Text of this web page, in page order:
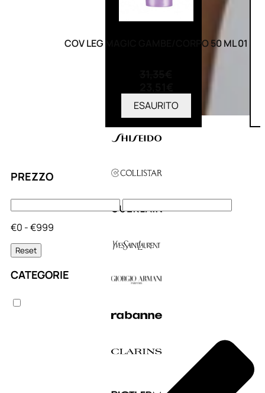
PREZZO
€0 - €999
Reset
CATEGORIE
COV LEG MAGIC GAMBE/CORPO 50 ML 01
ESAURITO